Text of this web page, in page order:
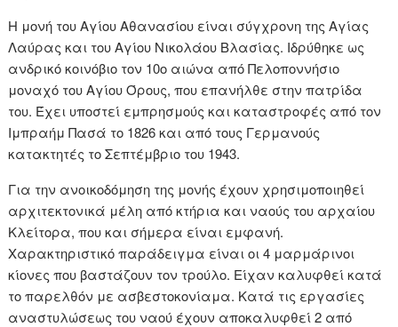
Η μονή του Αγίου Αθανασίου είναι σύγχρονη της Αγίας
Λαύρας και του Αγίου Νικολάου Βλασίας. Ιδρύθηκε ως
ανδρικό κοινόβιο τον 10ο αιώνα από Πελοποννήσιο
μοναχό του Αγίου Όρους, που επανήλθε στην πατρίδα
του. Έχει υποστεί εμπρησμούς και καταστροφές από τον
Ιμπραήμ Πασά το 1826 και από τους Γερμανούς
κατακτητές το Σεπτέμβριο του 1943.
Για την ανοικοδόμηση της μονής έχουν χρησιμοποιηθεί
αρχιτεκτονικά μέλη από κτήρια και ναούς του αρχαίου
Κλείτορα, που και σήμερα είναι εμφανή.
Χαρακτηριστικό παράδειγμα είναι οι 4 μαρμάρινοι
κίονες που βαστάζουν τον τρούλο. Είχαν καλυφθεί κατά
το παρελθόν με ασβεστοκονίαμα. Κατά τις εργασίες
αναστυλώσεως του ναού έχουν αποκαλυφθεί 2 από